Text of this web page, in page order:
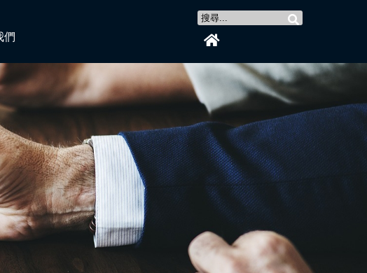
們